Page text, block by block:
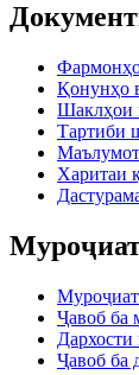
Қонунҳо
Шаклҳои
Тартиби
Харитаи
Ҷавоб ба
Ҷавоб ба